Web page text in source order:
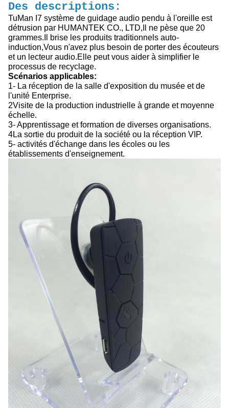
Des descriptions:
TuMan I7 système de guidage audio pendu à l'oreille est
détrusion par HUMANTEK CO., LTD,Il ne pèse que 20
grammes.Il brise les produits traditionnels auto-
induction,Vous n'avez plus besoin de porter des écouteurs
et un lecteur audio.Elle peut vous aider à simplifier le
processus de recyclage.
Scénarios applicables:
1- La réception de la salle d'exposition du musée et de
l'unité Enterprise.
2Visite de la production industrielle à grande et moyenne
échelle.
3- Apprentissage et formation de diverses organisations.
4La sortie du produit de la société ou la réception VIP.
5- activités d'échange dans les écoles ou les
établissements d'enseignement.